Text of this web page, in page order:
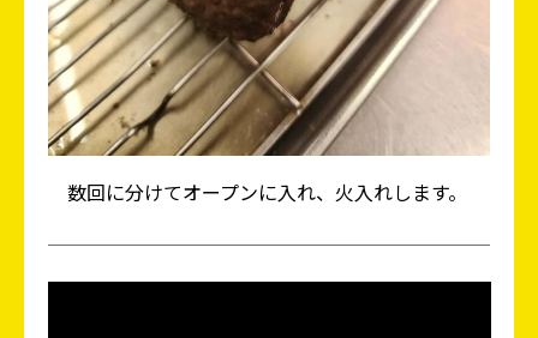
数回に分けてオープンに入れ、火入れします。